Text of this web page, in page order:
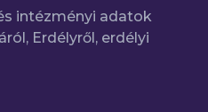
intézményi adatok
Erdélyről, erdélyi